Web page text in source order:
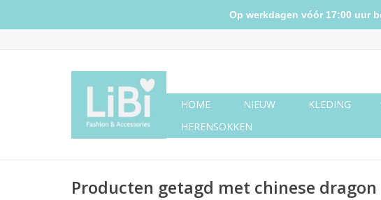
HOME NIEUW KLEDING
HERENSOKKEN
Producten getagd met chinese dragon
Op werkdagen vóór 17:00 uur